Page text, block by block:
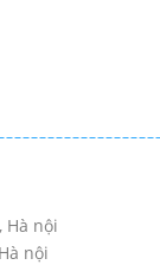
Hà nội
nội